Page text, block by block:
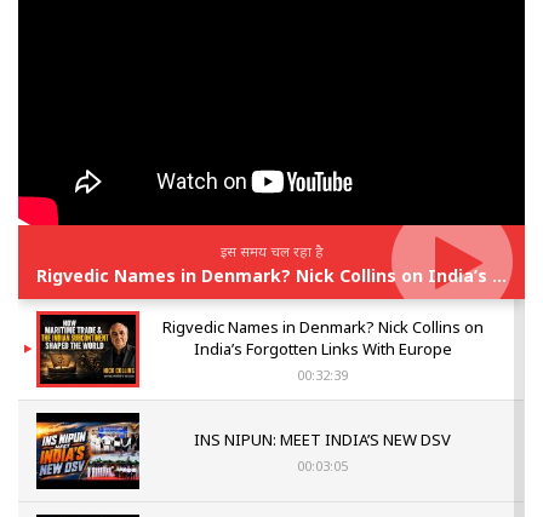
इस समय चल रहा है
Rigvedic Names in Denmark? Nick Collins on India’s Forgotten Links With Europe
Rigvedic Names in Denmark? Nick Collins on
India’s Forgotten Links With Europe
00:32:39
INS NIPUN: MEET INDIA’S NEW DSV
00:03:05